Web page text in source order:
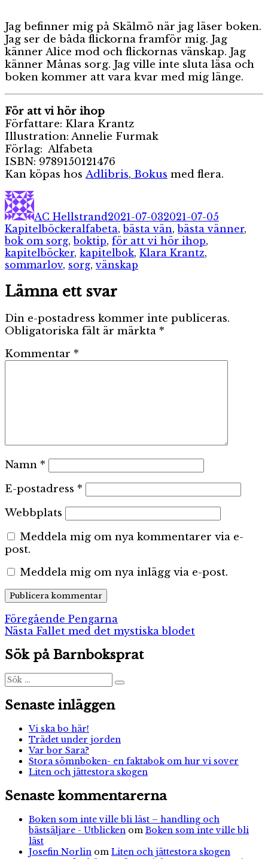
Jag befinner mig på Skälmö när jag läser boken.
Jag ser de båda flickorna framför mig. Jag
känner Alice mod och flickornas vänskap. Jag
känner Månas sorg. Jag ville inte sluta läsa och
boken kommer att vara kvar med mig länge.
För att vi hör ihop
Författare: Klara Krantz
Illustration: Annelie Furmak
Förlag: Alfabeta
ISBN: 9789150121476
Kan köpas hos Adlibris, Bokus med flera.
Författare
AC Hellstrand2021-07-032021-07-05
KapitelböckerEtiketter
alfabeta,bästa vän,bästa vänner,
bok om sorg,boktip, för att vi hör ihop,
kapitelböcker, kapitelbok, Klara Krantz,
sommarlov, sorg,vänskap
Lämna ett svar
Din e-postadress kommer inte publiceras.
Obligatoriska fält är märkta *
Kommentar *
Namn *
E-postadress *
Webbplats
Meddela mig om nya kommentarer via e-
post.
Meddela mig om nya inlägg via e-post.
Inläggsnavigering
Föregående Föregående
inlägg:
Pengarna
Nästa Nästa
Fallet med det mystiska blodet
Sök på Barnboksprat
Sök
efter:
Sök
Senaste inläggen
Vi ska bo här!
Trädet under jorden
Var bor Sara?
Stora sömnboken- en faktabok om hur vi sover
Liten och jättestora skogen
Senaste kommentarerna
Boken som inte ville bli läst – handling och
bästsäljare - Utblicken om Boken som inte ville bli
läst
Josefin Norlin om Liten och jättestora skogen